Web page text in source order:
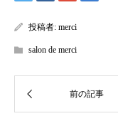
投稿者: merci
salon de merci